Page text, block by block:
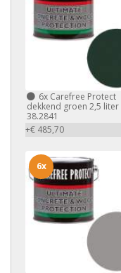
6x Carefree Protect
dekkend groen 2,5 liter
38.2841
+€ 485,70
6x